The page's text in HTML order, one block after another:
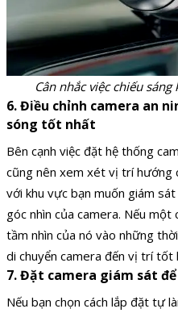
Cân nhắc việc chiếu
6. Điều chỉnh camera an
sóng tốt nhất
Bên cạnh việc đặt hệ thống
cũng nên xem xét vị trí hướng
với khu vực bạn muốn giám
góc nhìn của camera. Nếu một
tầm nhìn của nó vào những
di chuyển camera đến vị trí tốt
7. Đặt camera giám sát
Nếu bạn chọn cách lắp đặt tự